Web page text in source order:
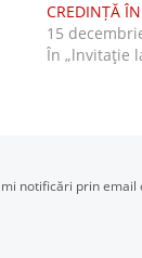
CREDINȚĂ
15
În „lnvitaţie
notificări prin email